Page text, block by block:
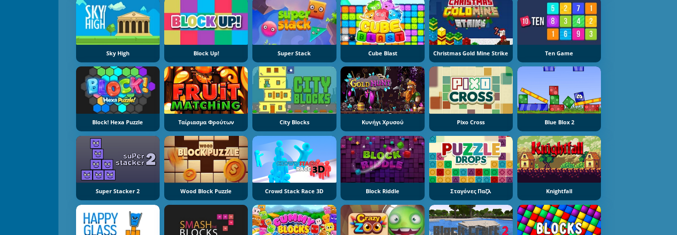
Sky High Block Up! Super Stack Cube Blast Christmas Gold Mine Strike Ten Game
Block! Hexa Puzzle Ταίριασμα Φρούτων City Blocks Κυνήγι Χρυσού Pixo Cross Blue Blox 2
Super Stacker 2 Wood Block Puzzle Crowd Stack Race 3D Block Riddle Σταγόνες Παζλ Knightfall